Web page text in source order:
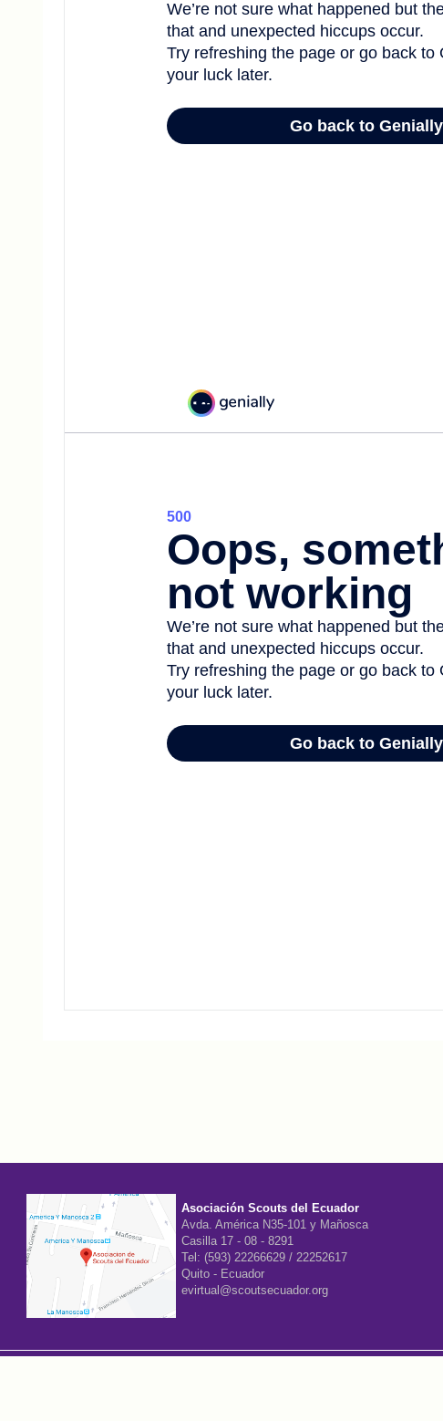
Asociación Scouts del Ecuador
Avda. América N35-101 y Mañosca
Casilla 17 - 08 - 8291
Tel: (593) 22266629 / 22252617
Quito - Ecuador
evirtual@scoutsecuador.org